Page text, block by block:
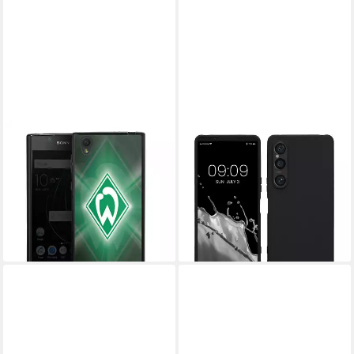
DEINDESIGN
Handyhülle Werder Bremen
Laser, Hülle SV Werder
Bremen Offizielles
Lizenzprodukt Wappen
19,95 €
lieferbar - in 4-5 Werktagen bei dir
KWMOBILE
Handyhülle Hülle für Sony
Xperia 1 VI, Hülle Silikon -
Soft Handyhülle - Handy Case
Cover
7,99 €
lieferbar - in 2-3 Werktagen bei dir